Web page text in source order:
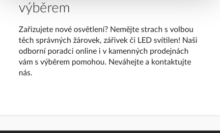
výběrem
Zařizujete nové osvětlení? Nemějte strach s volbou
těch správných žárovek, zářivek či LED svítilen! Naši
odborní poradci online i v kamenných prodejnách
vám s výběrem pomohou. Neváhejte a kontaktujte
nás.